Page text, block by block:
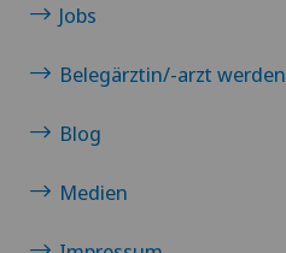
Jobs
Belegärztin/-arzt werden
Blog
Medien